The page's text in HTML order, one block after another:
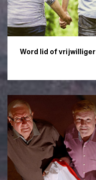
Word lid of vrijwilliger